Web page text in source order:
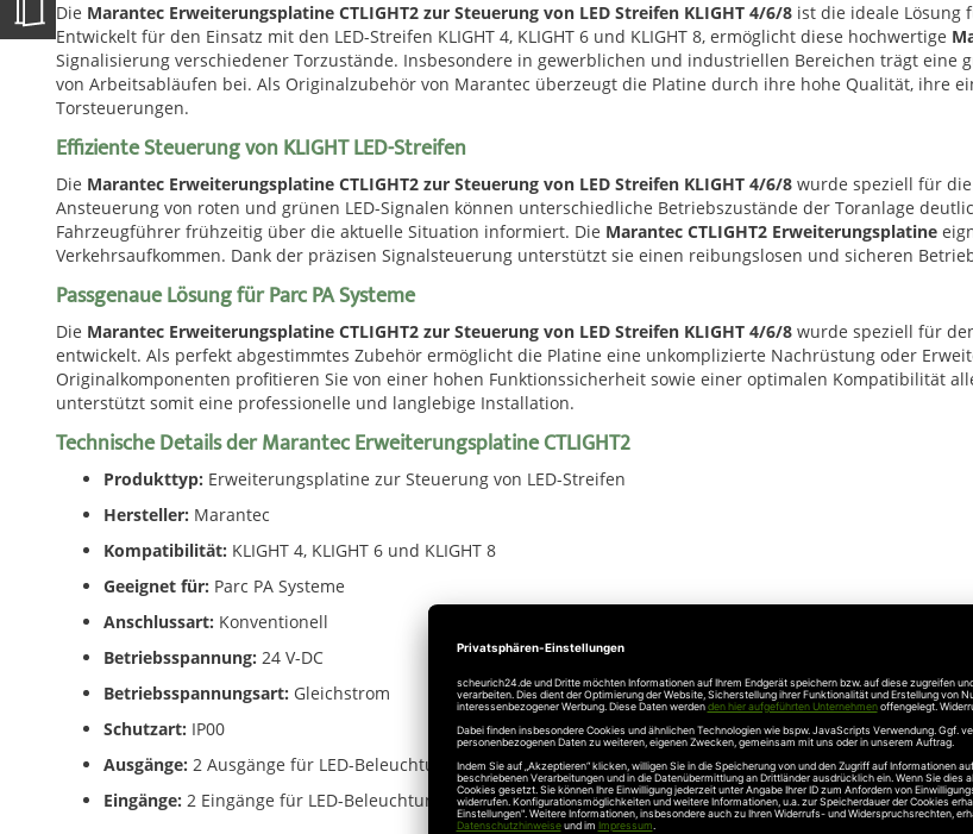
Die Marantec Erweiterungsplatine CTLIGHT2 zur Steuerung von LED Streifen KLIGHT 4/6/8 ist die ideale Lösung
Entwickelt für den Einsatz mit den LED-Streifen KLIGHT 4, KLIGHT 6 und KLIGHT 8, ermöglicht diese hochwertige
Signalisierung verschiedener Torzustände. Insbesondere in gewerblichen und industriellen Bereichen trägt
von Arbeitsabläufen bei. Als Originalzubehör von Marantec überzeugt die Platine durch ihre hohe Qualität, ihre
Torsteuerungen.
Effiziente Steuerung von KLIGHT LED-Streifen
Die Marantec Erweiterungsplatine CTLIGHT2 zur Steuerung von LED Streifen KLIGHT 4/6/8 wurde speziell für
Ansteuerung von roten und grünen LED-Signalen können unterschiedliche Betriebszustände der Toranlage
Fahrzeugführer frühzeitig über die aktuelle Situation informiert. Die Marantec CTLIGHT2 Erweiterungsplatine
Verkehrsaufkommen. Dank der präzisen Signalsteuerung unterstützt sie einen reibungslosen und sicheren
Passgenaue Lösung für Parc PA Systeme
Die Marantec Erweiterungsplatine CTLIGHT2 zur Steuerung von LED Streifen KLIGHT 4/6/8 wurde speziell für
entwickelt. Als perfekt abgestimmtes Zubehör ermöglicht die Platine eine unkomplizierte Nachrüstung oder
Originalkomponenten profitieren Sie von einer hohen Funktionssicherheit sowie einer optimalen Kompatibilität
unterstützt somit eine professionelle und langlebige Installation.
Technische Details der Marantec Erweiterungsplatine CTLIGHT2
Produkttyp: Erweiterungsplatine zur Steuerung von LED-Streifen
Hersteller: Marantec
Kompatibilität: KLIGHT 4, KLIGHT 6 und KLIGHT 8
Geeignet für: Parc PA Systeme
Anschlussart: Konventionell
Betriebsspannung: 24 V-DC
Betriebsspannungsart: Gleichstrom
Schutzart: IP00
Ausgänge: 2 Ausgänge für LED-Beleuchtung Rot/Grün
Eingänge: 2 Eingänge für LED-Beleuchtung Rot/Grün